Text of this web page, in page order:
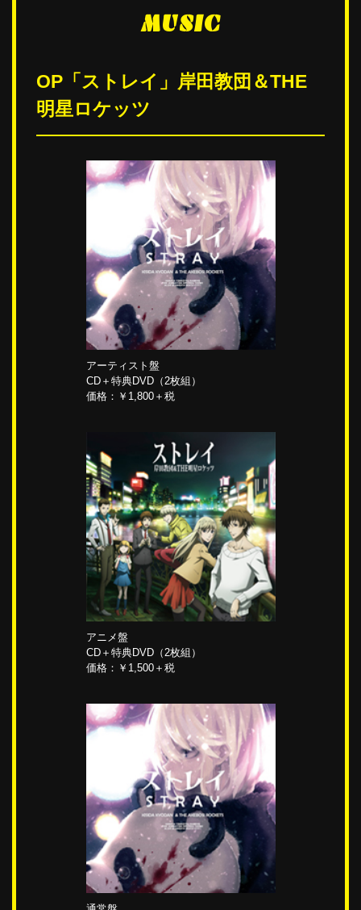
MUSIC
OP「ストレイ」岸田教団＆THE
明星ロケッツ
アーティスト盤
CD＋特典DVD（2枚組）
価格：￥1,800＋税
アニメ盤
CD＋特典DVD（2枚組）
価格：￥1,500＋税